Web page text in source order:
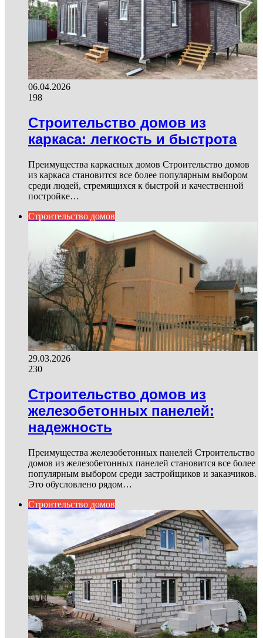
06.04.2026
198
Строительство домов из
каркаса: легкость и быстрота
Преимущества каркасных домов Строительство домов
из каркаса становится все более популярным выбором
среди людей, стремящихся к быстрой и качественной
постройке…
Строительство домов
29.03.2026
230
Строительство домов из
железобетонных панелей:
надежность
Преимущества железобетонных панелей Строительство
домов из железобетонных панелей становится все более
популярным выбором среди застройщиков и заказчиков.
Это обусловлено рядом…
Строительство домов